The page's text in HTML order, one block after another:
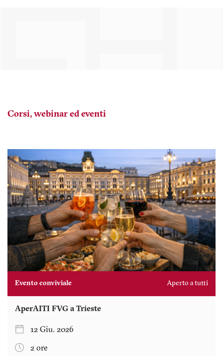
Corsi, webinar ed eventi
Evento conviviale Aperto a tutti
AperAITI FVG a Trieste
12 Giu. 2026
2 ore